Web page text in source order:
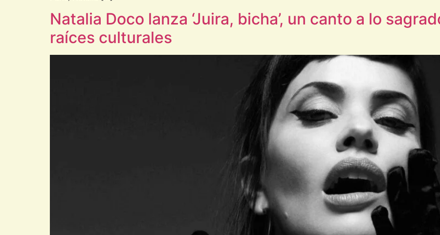
Natalia Doco lanza ‘Juira, bicha’, un canto a lo
raíces culturales